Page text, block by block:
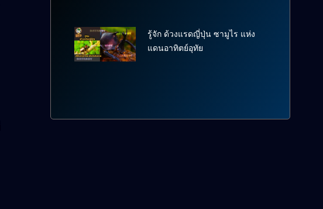
รู้จัก ด้วงแรดญี่ปุ่น ซามูไร แห่ง
แดนอาทิตย์อุทัย